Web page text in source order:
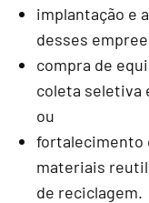
implantação e
desses
compra de
coleta seletiva
ou
fortalecimento
materiais
de reciclagem.